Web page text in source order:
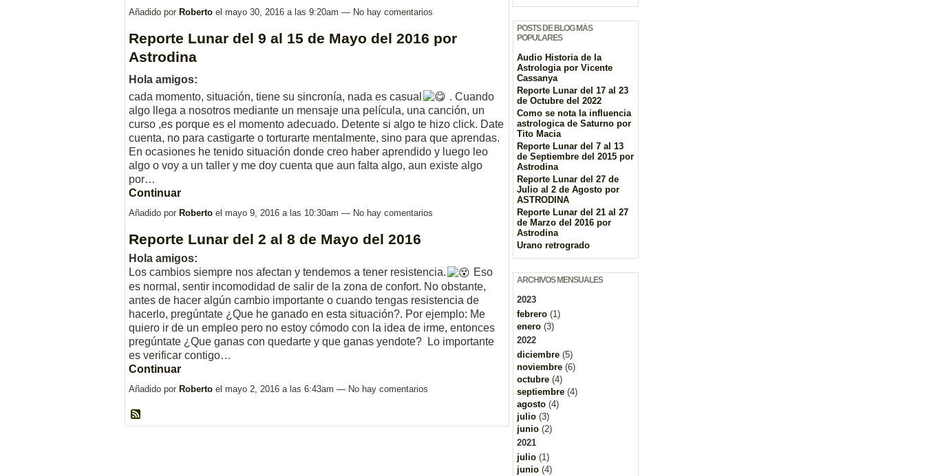
Añadido por Roberto el mayo 30, 2016 a las 9:20am — No hay comentarios
Reporte Lunar del 9 al 15 de Mayo del 2016 por
Astrodina
Hola amigos:
cada momento, situación, tiene su sincronía, nada es casual
. Cuando
algo llega a nosotros mediante un mensaje una película, una canción, un
curso ,es porque es el momento adecuado. Detente si algo te hizo click. Date
cuenta, no para castigarte o torturarte mentalmente, sino para que aprendas.
En ocasiones he tenido situación donde creo haber aprendido y luego leo
algo o voy a un taller y me doy cuenta que aun falta algo, aun existe algo
por…
Continuar
Añadido por Roberto el mayo 9, 2016 a las 10:30am — No hay comentarios
Reporte Lunar del 2 al 8 de Mayo del 2016
Hola amigos:
Los cambios siempre nos afectan y tendemos a tener resistencia.
Eso
es normal, sentir incomodidad de salir de la zona de confort. No obstante,
antes de hacer algún cambio importante o cuando tengas resistencia de
hacerlo, pregúntate ¿Que he ganado en esta situación?. Por ejemplo: Me
quiero ir de un empleo pero no estoy cómodo con la idea de irme, entonces
pregúntate ¿Que ganas con quedarte y que ganas yendote? Lo importante
es verificar contigo…
Continuar
Añadido por Roberto el mayo 2, 2016 a las 6:43am — No hay comentarios
POSTS DE BLOG MÁS
POPULARES
Audio Historia de la
Astrologia por Vicente
Cassanya
Reporte Lunar del 17 al 23
de Octubre del 2022
Como se nota la influencia
astrologica de Saturno por
Tito Macia
Reporte Lunar del 7 al 13
de Septiembre del 2015 por
Astrodina
Reporte Lunar del 27 de
Julio al 2 de Agosto por
ASTRODINA
Reporte Lunar del 21 al 27
de Marzo del 2016 por
Astrodina
Urano retrogrado
ARCHIVOS MENSUALES
2023
febrero (1)
enero (3)
2022
diciembre (5)
noviembre (6)
octubre (4)
septiembre (4)
agosto (4)
julio (3)
junio (2)
2021
julio (1)
junio (4)